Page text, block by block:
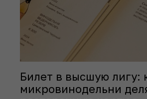
Билет в высшую лигу:
микровинодельни